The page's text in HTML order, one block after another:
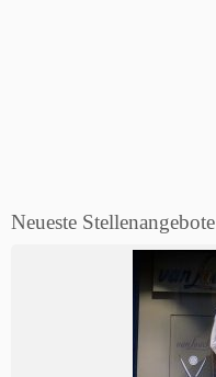
Neueste Stellenangebote